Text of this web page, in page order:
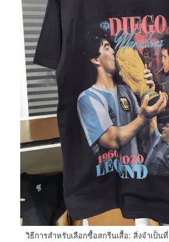
วิธีการสำหรับเลือกซื้อสกรีนเสื้อ: สิ่งจำเป็น